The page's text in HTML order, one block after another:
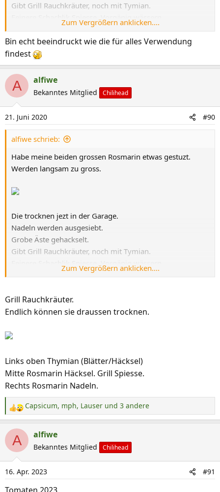
Gibt Grill Rauchkräuter, noch mit Tymian.
Feinere Schachlik Spiesse. Vorgänig wässern.
Zum Vergrößern anklicken....
Bin echt beeindruckt wie die für alles Verwendung
findest
A alfiwe
Bekanntes Mitglied Chilihead
21. Juni 2020 #90
alfiwe schrieb:
Habe meine beiden grossen Rosmarin etwas gestuzt.
Werden langsam zu gross.
Die trocknen jezt in der Garage.
Nadeln werden ausgesiebt.
Grobe Äste gehackselt.
Gibt Grill Rauchkräuter, noch mit Tymian.
Feinere Schachlik Spiesse. Vorgänig wässern.
Zum Vergrößern anklicken....
Grill Rauchkräuter.
Endlich können sie draussen trocknen.
Links oben Thymian (Blätter/Häcksel)
Mitte Rosmarin Häcksel. Grill Spiesse.
Rechts Rosmarin Nadeln.
R
e
a
i
o
n
Capsicum, mph, Lauser und 3 andere
A alfiwe
Bekanntes Mitglied Chilihead
16. Apr. 2023 #91